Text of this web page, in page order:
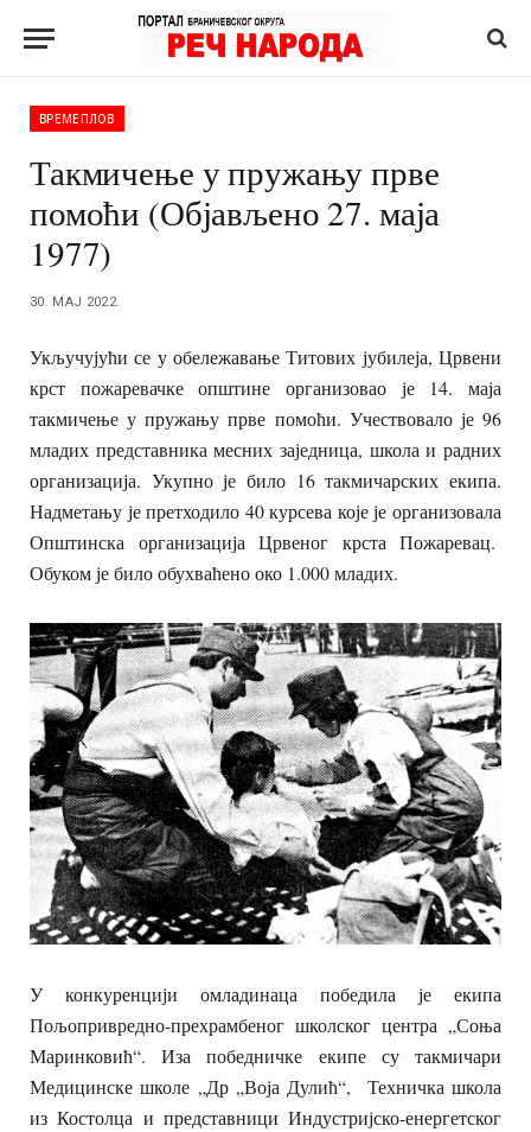
ВРЕМЕПЛОВ
Такмичење у пружању прве
помоћи (Објављено 27. маја
1977)
30. МАЈ 2022.
Укључујући се у обележавање Титових јубилеја, Црвени
крст пожаревачке општине организовао је 14. маја
такмичење у пружању прве помоћи. Учествовало је 96
младих представника месних заједница, школа и радних
организација. Укупно је било 16 такмичарских екипа.
Надметању је претходило 40 курсева које је организовала
Општинска организација Црвеног крста Пожаревац.
Обуком је било обухваћено око 1.000 младих.
У конкуренцији омладинаца победила је екипа
Пољопривредно-прехрамбеног школског центра „Соња
Маринковић“. Иза победничке екипе су такмичари
Медицинске школе „Др „Воја Дулић“, Техничка школа
из Костолца и представници Индустријско-енергетског